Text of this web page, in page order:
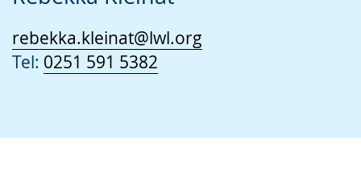
rebekka.kleinat@lwl.org
Tel: 0251 591 5382